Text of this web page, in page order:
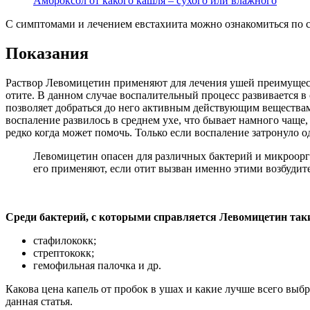
С симптомами и лечением евстахиита можно ознакомиться по
Показания
Раствор Левомицетин применяют для лечения ушей
отите. В данном случае воспалительный процесс развивается
позволяет добраться до него активным действующим
воспаление развилось в среднем ухе, что бывает намного
редко когда может помочь. Только если воспаление затронуло
Левомицетин опасен для различных бактерий и
его применяют, если отит вызван именно этими
Среди бактерий, с которыми справляется Левомицетин
стафилококк;
стрептококк;
гемофильная палочка и др.
Какова цена капель от пробок в ушах и какие лучше всего
данная статья.